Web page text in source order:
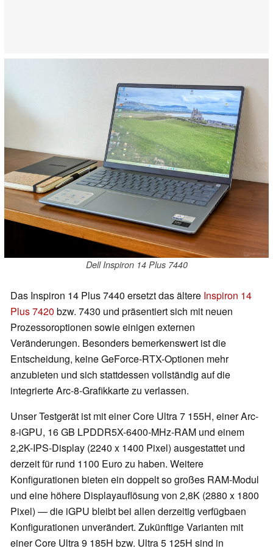
Dell Inspiron 14 Plus 7440
Das Inspiron 14 Plus 7440 ersetzt das ältere Inspiron 14
Plus 7420 bzw. 7430 und präsentiert sich mit neuen
Prozessoroptionen sowie einigen externen
Veränderungen. Besonders bemerkenswert ist die
Entscheidung, keine GeForce-RTX-Optionen mehr
anzubieten und sich stattdessen vollständig auf die
integrierte Arc-8-Grafikkarte zu verlassen.
Unser Testgerät ist mit einer Core Ultra 7 155H, einer Arc-
8-iGPU, 16 GB LPDDR5X-6400-MHz-RAM und einem
2,2K-IPS-Display (2240 x 1400 Pixel) ausgestattet und
derzeit für rund 1100 Euro zu haben. Weitere
Konfigurationen bieten ein doppelt so großes RAM-Modul
und eine höhere Displayauflösung von 2,8K (2880 x 1800
Pixel) — die iGPU bleibt bei allen derzeitig verfügbaen
Konfigurationen unverändert. Zukünftige Varianten mit
einer Core Ultra 9 185H bzw. Ultra 5 125H sind in